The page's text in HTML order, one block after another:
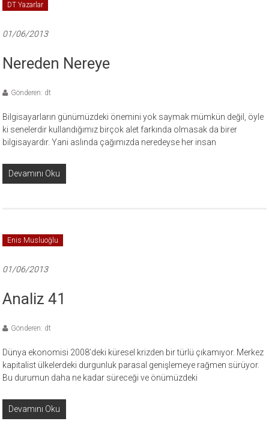
DT Yazarlar
01/06/2013
Nereden Nereye
Gönderen: dt
Bilgisayarların günümüzdeki önemini yok saymak mümkün değil, öyle
ki senelerdir kullandığımız birçok alet farkında olmasak da birer
bilgisayardır. Yani aslında çağımızda neredeyse her insan
Devamını Oku
Enis Musluoğlu
01/06/2013
Analiz 41
Gönderen: dt
Dünya ekonomisi 2008’deki küresel krizden bir türlü çıkamıyor. Merkez
kapitalist ülkelerdeki durgunluk parasal genişlemeye rağmen sürüyor.
Bu durumun daha ne kadar süreceği ve önümüzdeki
Devamını Oku